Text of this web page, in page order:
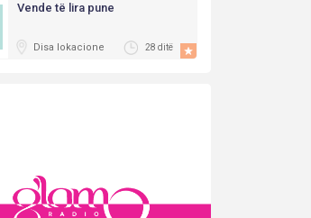
Vende të lira pune
Disa lokacione 28 ditë